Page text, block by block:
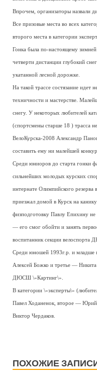
Впрочем, организаторы назвали
Все призовые места во всех
второго места в категории
Гонка была по-настоящему
четверти дистанции глубокий
укатанной лесной дорожке.
На такой трассе состязание идет
техничности и мастерстве.
снегу. У некоторых любителей
(спортсмены старше 18 ) трасса
ВелоКурска-2008 Александр
составить ему ни малейшей
Среди юниоров до старта гонки
сильнейших молодых курских
интернате Олимпийского резерва
приезжал домой в Курск на
физподготовку Павлу Епихину не
— его смог обойти и занять
воспитанник секции велоспорта
Среди юношей 1993г.р. и младше
Алексей Божко и третье — Никита
ДЮСШ \»Картинг\».
В категории \»эксперты\»
Павел Ходаненок, второе — Юрий
Виктор Чердаков.
ПОХОЖИЕ